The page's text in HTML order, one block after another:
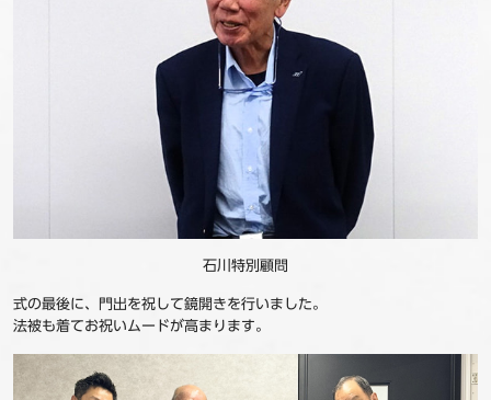
石川特別顧問
式の最後に、門出を祝して鏡開きを行いました。
法被も着てお祝いムードが高まります。